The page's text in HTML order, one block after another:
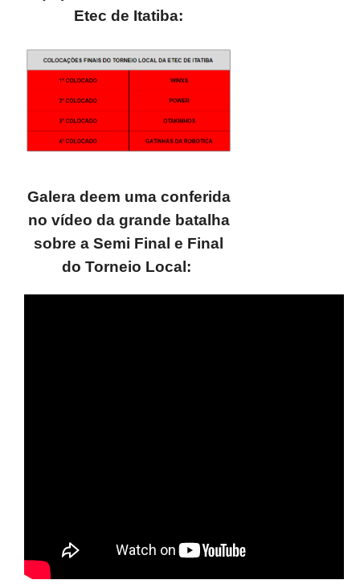
Etec de Itatiba:
Galera deem uma conferida
no vídeo da grande batalha
sobre a Semi Final e Final
do Torneio Local: